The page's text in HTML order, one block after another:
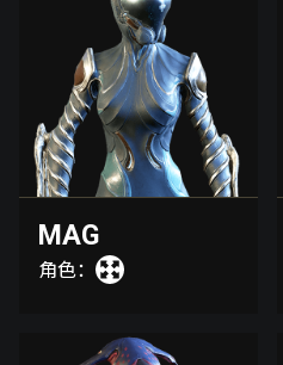
MAG
角色：